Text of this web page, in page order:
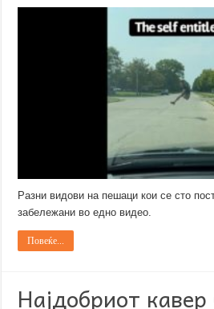
Разни видови на пешаци кои се сто
забележани во едно видео.
Повеќе...
Најдобриот